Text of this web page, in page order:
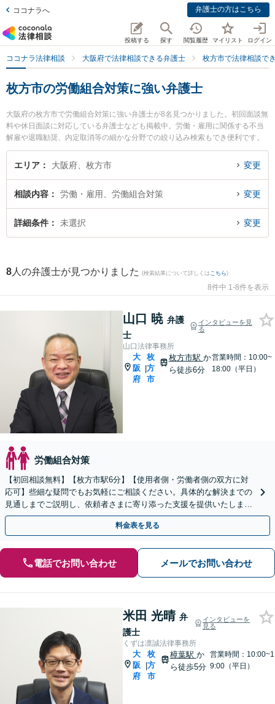
ココナラへ 弁護士の方はこちら
投稿する 探す 閲覧履歴 マイリスト ログイン
ココナラ法律相談 大阪府で法律相談できる弁護士 枚方市で法律相談で
枚方市の労働組合対策に強い弁護士
大阪府の枚方市で労働組合対策に強い弁護士が8名見つかりました。初回面談無
料や休日面談に対応している弁護士なども掲載中。労働・雇用に関係する不当
解雇や退職勧奨、内定取消等の細かな分野での絞り込み検索もでき便利です。
特に山口法律事務所の山口 暁弁護士やくずは凛誠法律事務所の米田 光晴弁護
士、大昭法律事務所の重光 健太郎弁護士のプロフィール情報や弁護士費用、強
績豊富な近くの弁護士を検索したい』『初回相談無料で労働組合対策を法律相
談できる枚方市内の弁護士に相談予約したい』などでお困りの相談者さんにお
すすめです。
エリア 大阪府、枚方市 変更
相談内容 労働・雇用、労働組合対策 変更
詳細条件 未選択 変更
8 人の弁護士が見つかりました (検索結果について詳しくは こちら)
8件中 1-8件を表示
山口 暁 弁護
士
インタビューを見
る
山口法律事務所
大
阪
府
|
枚
方
市
枚方市駅 か
ら徒歩6分
営業時間：10:00~
18:00（平日）
労働組合対策
【初回相談無料】【枚方市駅6分】【使用者側・労働者側の双方に対
応可】些細な疑問でもお気軽にご相談ください。具体的な解決までの
見通しまでご説明し、依頼者さまに寄り添った支援を提供いたします
「セカンドオピニオンに対応」【休日・夜間相談可】
料金表を見る
電話でお問い合わせ メールでお問い合わせ
米田 光晴 弁
護士
インタビューを
見る
くずは凛誠法律事務所
大
阪
府
|
枚
方
市
樟葉駅 か
ら徒歩5分
営業時間：10:00~1
9:00（平日）